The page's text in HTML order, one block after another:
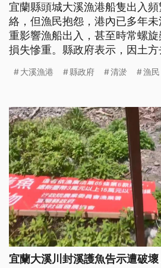
宜蘭縣頭城大溪漁港船隻出入
絡，但漁民抱怨，港內已多年
重影響漁船出入，甚至時常螺
損失慘重。縣政府表示，因土
大溪漁港 縣政府 清淤 漁民
宜蘭大溪川封溪護魚告示遭破